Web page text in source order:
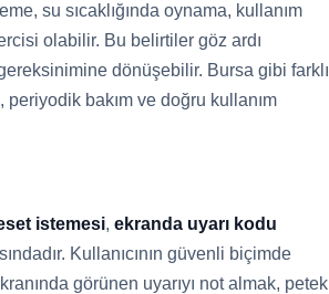
su sıcaklığında oynama, kullanım
olabilir. Bu belirtiler göz ardı
dönüşebilir. Bursa gibi farklı
bakım ve doğru kullanım
istemesi, ekranda uyarı kodu
Kullanıcının güvenli biçimde
görünen uyarıyı not almak, petek